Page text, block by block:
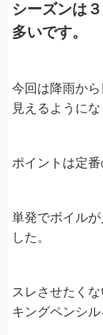
シーズンは
多いです。
今回は降雨か
見えるように
ポイントは定番
単発でボイル
した。
スレさせたく
キングペンシル